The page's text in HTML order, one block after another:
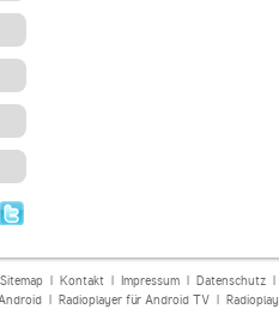
Sitemap| Kontakt| Impressum| Datenschutz|
| Radioplayer für Android TV|